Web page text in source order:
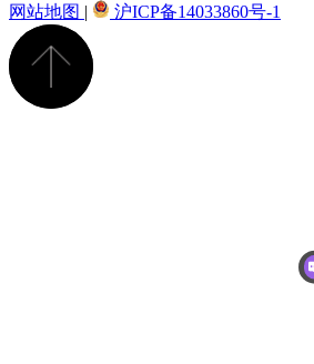
网站地图 | 沪ICP备14033860号-1